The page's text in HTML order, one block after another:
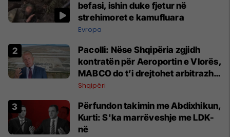
befasi, ishin duke fjetur në
strehimoret e kamufluara
Evropa
Pacolli: Nëse Shqipëria zgjidh
kontratën për Aeroportin e Vlorës,
MABCO do t’i drejtohet arbitrazhit
ndërkombëtar
Shqipëri
Përfundon takimin me Abdixhikun,
Kurti: S'ka marrëveshje me LDK-
në